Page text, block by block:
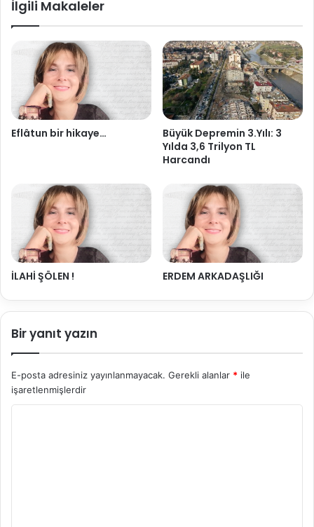
İlgili Makaleler
Eflâtun bir hikaye…
Büyük Depremin 3.Yılı: 3
Yılda 3,6 Trilyon TL
Harcandı
İLAHİ ŞÖLEN ! ERDEM ARKADAŞLIĞI
Bir yanıt yazın
E-posta adresiniz yayınlanmayacak. Gerekli alanlar * ile
işaretlenmişlerdir